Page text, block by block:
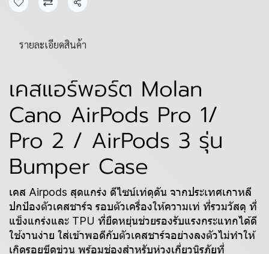
แชร์
รายละเอียดสินค้า
เคสแอร์พอร์ต Molan
Cano AirPods Pro 1/
Pro 2 / AirPods 3 รุ่น
Bumper Case
เคส Airpods สุดแกร่ง ดีไซน์เท่ดุดัน จากประเทศเกาหลี
ปกป้องตัวเคสชาร์จ รอบตัวเครื่องให้ความเท่ ที่รวมวัสดุ ที่
แข็งแกร่งและ TPU ที่ยืดหยุ่นช่วยรองรับแรงกระแทกได้ดี
ใช้งานง่าย ใส่เข้าพอดีกับตัวเคสชาร์จอย่างลงตัวไม่ทำให้
เกิดรอยขีดข่วน พร้อมช่องสำหรับห่วงเกี่ยวนิรภัยที่